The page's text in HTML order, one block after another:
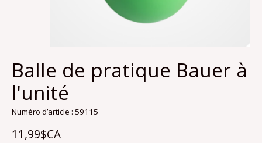
Balle de pratique Bauer à
l'unité
Numéro d’article : 59115
11,99$CA